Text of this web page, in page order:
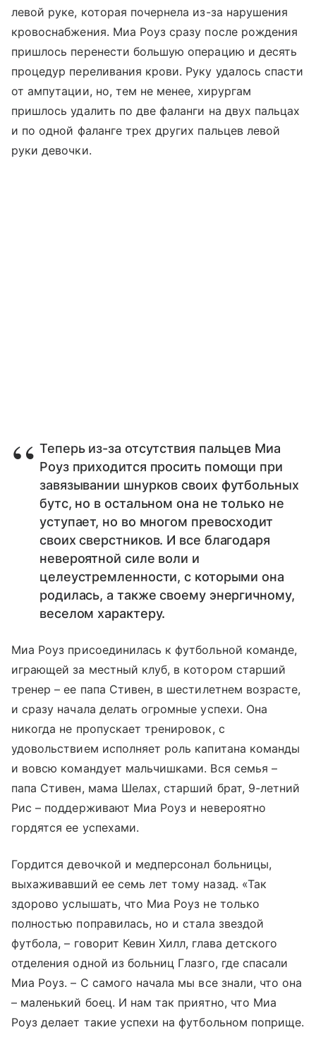
левой руке, которая почернела из-за нарушения
кровоснабжения. Миа Роуз сразу после рождения
пришлось перенести большую операцию и десять
процедур переливания крови. Руку удалось спасти
от ампутации, но, тем не менее, хирургам
пришлось удалить по две фаланги на двух пальцах
и по одной фаланге трех других пальцев левой
руки девочки.
Теперь из-за отсутствия пальцев Миа
Роуз приходится просить помощи при
завязывании шнурков своих футбольных
бутс, но в остальном она не только не
уступает, но во многом превосходит
своих сверстников. И все благодаря
невероятной силе воли и
целеустремленности, с которыми она
родилась, а также своему энергичному,
веселом характеру.
Миа Роуз присоединилась к футбольной команде,
играющей за местный клуб, в котором старший
тренер – ее папа Стивен, в шестилетнем возрасте,
и сразу начала делать огромные успехи. Она
никогда не пропускает тренировок, с
удовольствием исполняет роль капитана команды
и вовсю командует мальчишками. Вся семья –
папа Стивен, мама Шелах, старший брат, 9-летний
Рис – поддерживают Миа Роуз и невероятно
гордятся ее успехами.
Гордится девочкой и медперсонал больницы,
выхаживавший ее семь лет тому назад. «Так
здорово услышать, что Миа Роуз не только
полностью поправилась, но и стала звездой
футбола, – говорит Кевин Хилл, глава детского
отделения одной из больниц Глазго, где спасали
Миа Роуз. – С самого начала мы все знали, что она
– маленький боец. И нам так приятно, что Миа
Роуз делает такие успехи на футбольном поприще.